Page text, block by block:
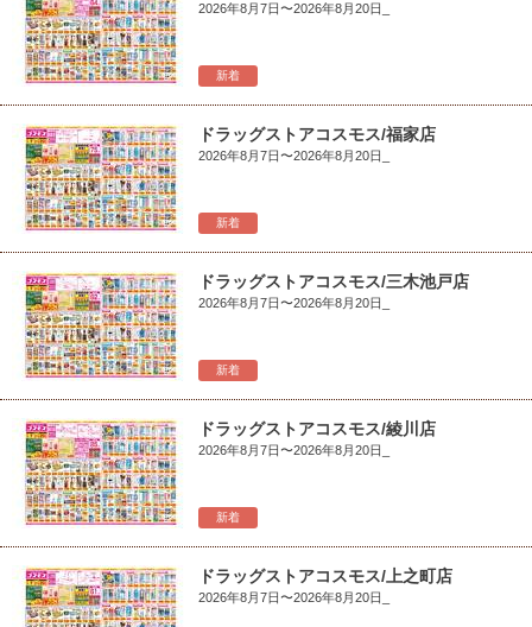
新着
2026年8月7日〜2026年8月20日_
新着
ドラッグストアコスモス/福家店
2026年8月7日〜2026年8月20日_
新着
ドラッグストアコスモス/三木池戸店
2026年8月7日〜2026年8月20日_
新着
ドラッグストアコスモス/綾川店
2026年8月7日〜2026年8月20日_
ドラッグストアコスモス/上之町店
2026年8月7日〜2026年8月20日_